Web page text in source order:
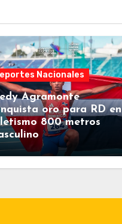
Nacionales
Agramonte
oro para RD en
800 metros